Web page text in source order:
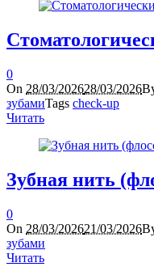
0
On 28/03/202628/03/2026
зубамиTags check-up
Читать
Зубная нить
0
On 28/03/202621/03/2026
зубами
Читать